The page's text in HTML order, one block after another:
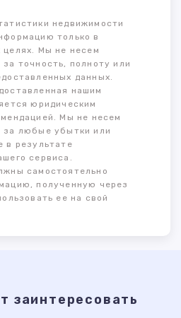
недвижимости
только в
целях. Мы не несем
точность, полноту или
данных.
нашим
юридическим
Мы не несем
за любые убытки или
в результате
сервиса.
самостоятельно
полученную через
ее на свой
заинтересовать